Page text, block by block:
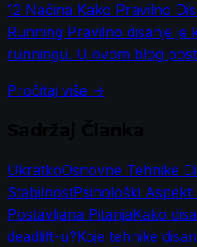
12 Načina Kako Pravilno
Running Pravilno disanje
runningu. U ovom blog
Pročitaj više →
UkratkoOsnovne Tehnike
StabilnostPsihološki Aspekti
Postavljana PitanjaKako
deadlift-u?Koje tehnike